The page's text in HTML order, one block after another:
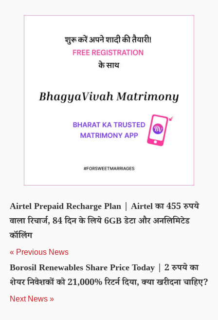
Airtel Prepaid Recharge Plan | Airtel का 455 रुपये
वाला रिचार्ज, 84 दिन के लिये 6GB डेटा और अनलिमिटेड
कॉलिंग
« Previous News
Borosil Renewables Share Price Today | 2 रुपये का
शेयर निवेशकों को 21,000% रिटर्न दिया, क्या खरीदना चाहिए?
Next News »